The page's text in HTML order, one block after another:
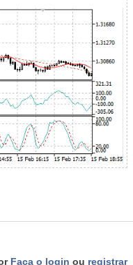
Faça o login ou registrar